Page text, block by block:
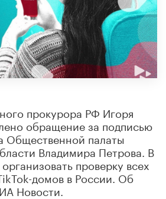
прокурора РФ Игоря
обращение за подписью
Общественной палаты
Владимира Петрова. В
проверку всех
домов в России. Об
Новости.